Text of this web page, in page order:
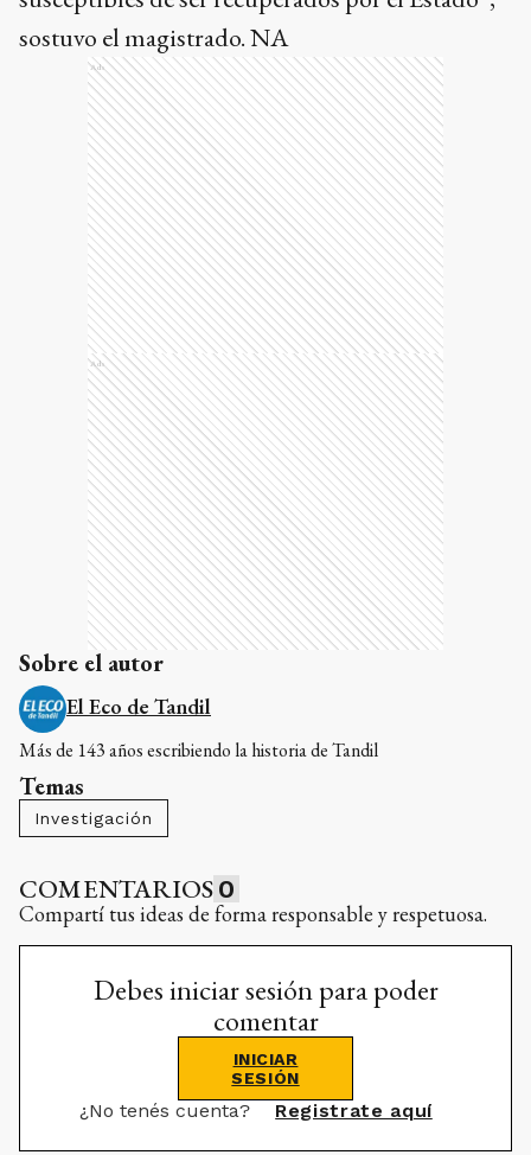
sostuvo el magistrado. NA
Ads
Ads
Sobre el autor
El Eco de Tandil
Más de 143 años escribiendo la historia de Tandil
Temas
Investigación
COMENTARIOS 0
Compartí tus ideas de forma responsable y respetuosa.
Debes iniciar sesión para poder
comentar
INICIAR
SESIÓN
¿No tenés cuenta? Registrate aquí